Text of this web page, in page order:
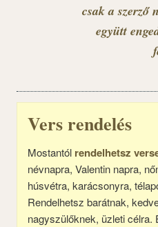
csak a szerző
együtt
Vers rendelés
Mostantól rendelhetsz
névnapra, Valentin napra,
húsvétra, karácsonyra,
Rendelhetsz barátnak,
nagyszülőknek, üzleti célra.